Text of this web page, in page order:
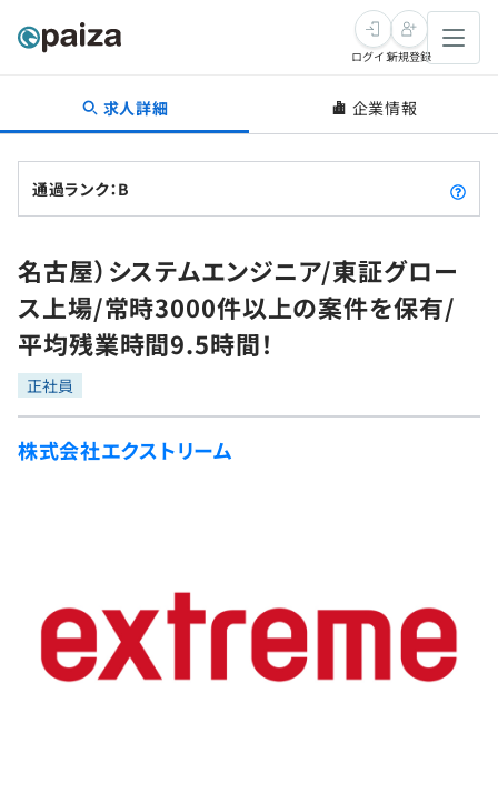
転職・キャリア
転職成功ガイド
転職エージェント
インタビュー
転職成功ガイド
新卒就活
求人検索
本選考
インターン
新卒エージェント
就活成功ガイド
学習
問題集
4択課題
プラン
個人向けプラン
スキルチェック
プログラミング言語
ゲーム・マンガ
ログイン新規登録
求人詳細 企業情報
通過ランク：B
名古屋）システムエンジニア/東証グロー
ス上場/常時3000件以上の案件を保有/
平均残業時間9.5時間！
正社員
株式会社エクストリーム